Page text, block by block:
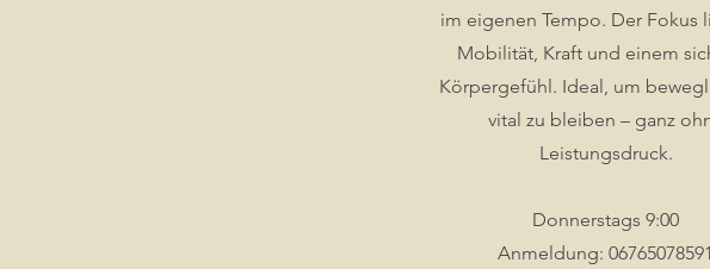
im eigenen Tempo. Der Fokus
Mobilität, Kraft und einem
Körpergefühl. Ideal, um
vital zu bleiben – ganz
Leistungsdruck.
Donnerstags 9:00
Anmeldung: 06765078591